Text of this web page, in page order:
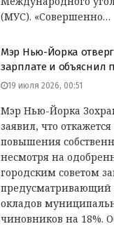
(МУС). «Совершенно…
Мэр Нью-Йорка
зарплате и объяснил
19 июля 2026, 00:51
Мэр Нью-Йорка
заявил, что откажется
повышения
несмотря на
городским советом
предусматривающий
окладов
чиновников на 18%.